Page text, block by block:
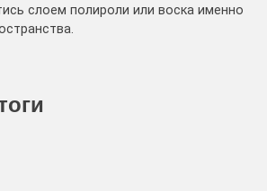
слоем полироли или воска именно